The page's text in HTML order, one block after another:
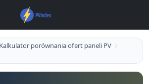
Kalkulator porównania ofert paneli PV